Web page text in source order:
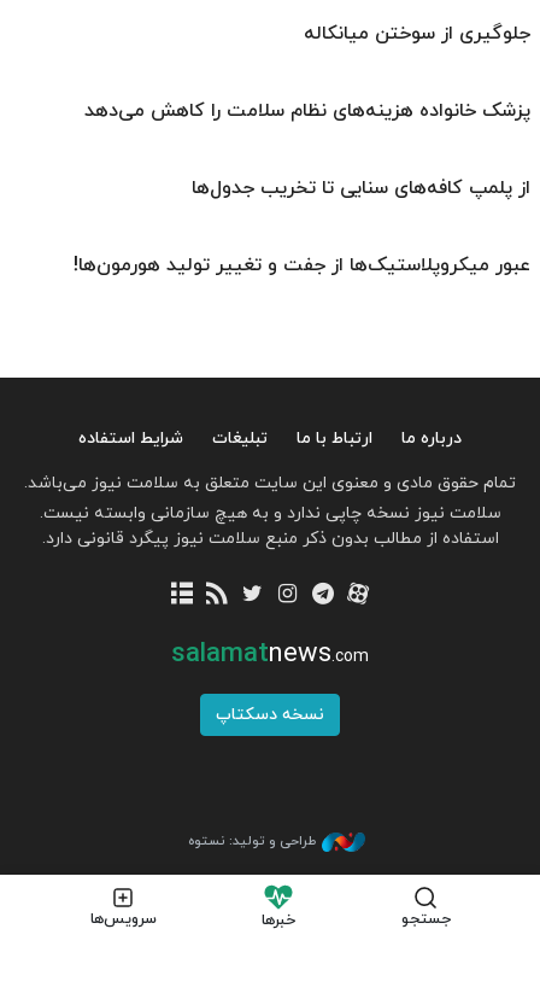
جلوگیری از سوختن میانکاله
پزشک خانواده هزینه‌های نظام سلامت را کاهش می‌دهد
از پلمپ کافه‌های سنایی تا تخریب جدول‌ها
عبور میکروپلاستیک‌ها از جفت و تغییر تولید هورمون‌ها!
جستجو خبرها سرویس‌ها
درباره ما ارتباط با ما تبلیغات
شرایط استفاده
تمام حقوق مادی و معنوی این سایت متعلق به سلامت نیوز می‌باشد.
سلامت نیوز نسخه چاپی ندارد و به هیچ سازمانی وابسته نیست.
استفاده از مطالب بدون ذکر منبع سلامت نیوز پیگرد قانونی دارد.
salamatnews.com
نسخه دسکتاپ
طراحی و تولید: نستوه